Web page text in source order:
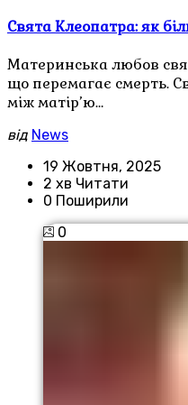
Свята Клеопатра: як
Материнська любов
що перемагає смерть.
між матір’ю…
від News
19 Жовтня, 2025
2 хв Читати
0 Поширили
0